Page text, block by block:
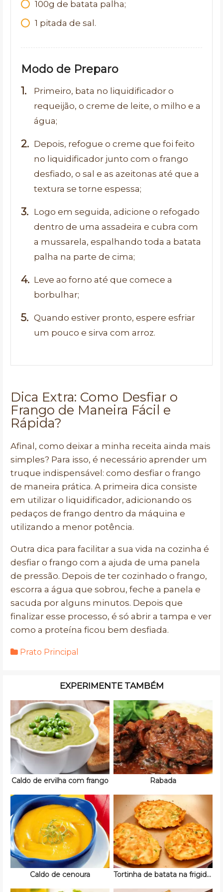
100g de batata palha;
1 pitada de sal.
Modo de Preparo
Primeiro, bata no liquidificador o
requeijão, o creme de leite, o milho e a
água;
Depois, refogue o creme que foi feito
no liquidificador junto com o frango
desfiado, o sal e as azeitonas até que a
textura se torne espessa;
Logo em seguida, adicione o refogado
dentro de uma assadeira e cubra com
a mussarela, espalhando toda a batata
palha na parte de cima;
Leve ao forno até que comece a
borbulhar;
Quando estiver pronto, espere esfriar
um pouco e sirva com arroz.
Dica Extra: Como Desfiar o
Frango de Maneira Fácil e
Rápida?
Afinal, como deixar a minha receita ainda mais
simples? Para isso, é necessário aprender um
truque indispensável: como desfiar o frango
de maneira prática. A primeira dica consiste
em utilizar o liquidificador, adicionando os
pedaços de frango dentro da máquina e
utilizando a menor potência.
Outra dica para facilitar a sua vida na cozinha é
desfiar o frango com a ajuda de uma panela
de pressão. Depois de ter cozinhado o frango,
escorra a água que sobrou, feche a panela e
sacuda por alguns minutos. Depois que
finalizar esse processo, é só abrir a tampa e ver
como a proteína ficou bem desfiada.
Prato Principal
EXPERIMENTE TAMBÉM
Caldo de ervilha com frango Rabada
Caldo de cenoura Tortinha de batata na frigideira